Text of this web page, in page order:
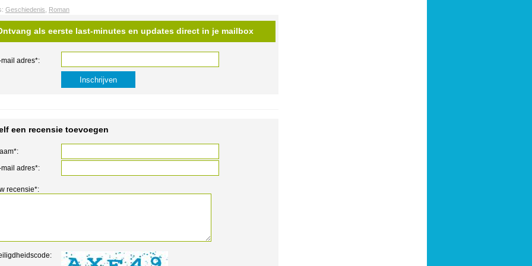
Geschiedenis Roman
als eerste last-minutes en updates direct in je mailbox
mail adres*:
een recensie toevoegen
mail adres*:
recensie*: